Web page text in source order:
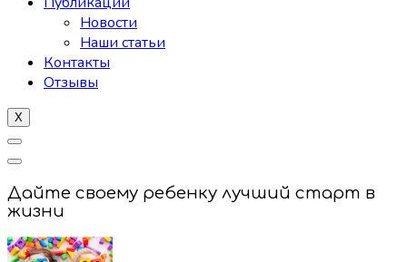
Новости
Наши статьи
Контакты
Отзывы
X
Дайте своему ребенку лучший старт в
жизни